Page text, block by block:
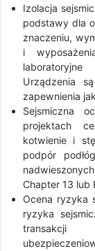
Izolacja
podstawy dla
znaczeniu,
i
Urządzenia
zapewnienia
Sejsmiczna
projektach
kotwienie i
podpór
Chapter 13 lub
Ocena ryzyka
ryzyka
transakcji